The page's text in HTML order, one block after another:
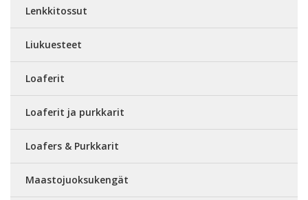
Lenkkitossut
Liukuesteet
Loaferit
Loaferit ja purkkarit
Loafers & Purkkarit
Maastojuoksukengät